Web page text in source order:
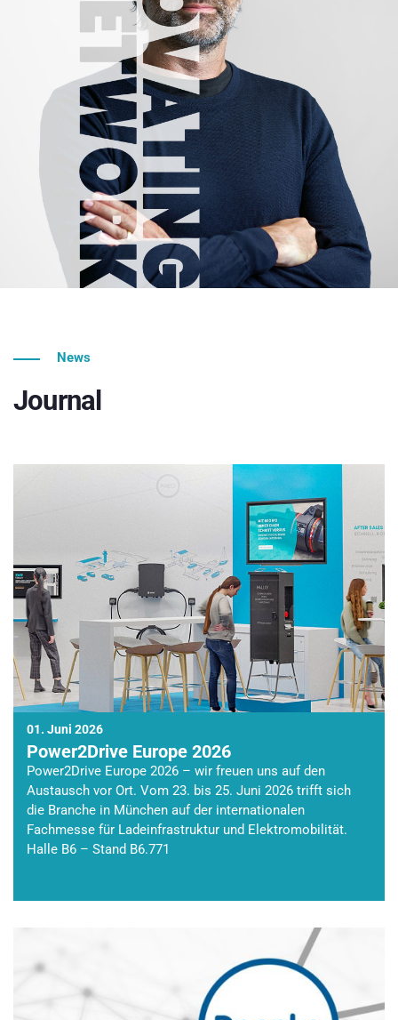
News
Journal
01. Juni 2026
Power2Drive Europe 2026
Power2Drive Europe 2026 – wir freuen uns auf den
Austausch vor Ort. Vom 23. bis 25. Juni 2026 trifft sich
die Branche in München auf der internationalen
Fachmesse für Ladeinfrastruktur und Elektromobilität.
Halle B6 – Stand B6.771